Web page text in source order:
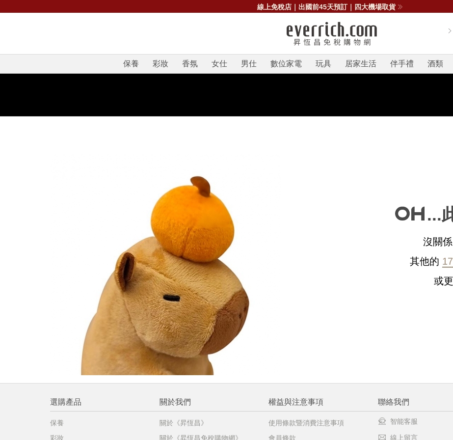
線上免稅店｜出國前45天預訂｜四大機場取貨
保養 彩妝 香氛 女仕 男仕 數位家電 玩具 居家生活 伴手禮 酒類
提醒您：
免稅品線上預訂服務限
不同機場的下單時間皆不相同，細節或訂購流程指引，請瀏覽購物流程
...
沒關係
其他的
或
選購產品
保養
彩妝
關於我們
關於《昇恆昌》
關於《昇恆昌免稅購物網》
權益與注意事項
使用條款暨消費注意事項
會員條款
聯絡我們
智能客服
線上留言